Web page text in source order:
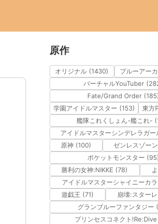
原作
オリジナル (1430)
ブルーアー
バーチャルYouTuber
Fate/Grand Order
学園アイドルマスター (153)
東方
艦隊これくしょん-艦これ-
アイドルマスターシンデレラガ
原神 (100)
ゼンレスゾー
ポケットモンスター
勝利の女神:NIKKE (78)
アイドルマスターシャイニーカ
遊戯王 (71)
崩壊:スター
グランブルーファンタジー
プリンセスコネクト